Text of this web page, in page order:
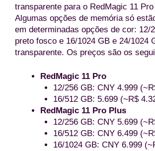
transparente para o RedMagic 11
Algumas opções de memória só
em determinadas opções de cor: 12/
preto fosco e 16/1024 GB e 24/1024
transparente. Os preços são os
RedMagic 11 Pro
12/256 GB: CNY 4.999
16/512 GB: 5.699 (~R$
RedMagic 11 Pro Plus
12/256 GB: CNY 5.699
16/512 GB: CNY 6.499
16/1024 GB: CNY 6.999